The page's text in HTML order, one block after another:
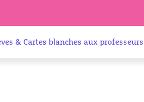
& Cartes blanches aux professeurs